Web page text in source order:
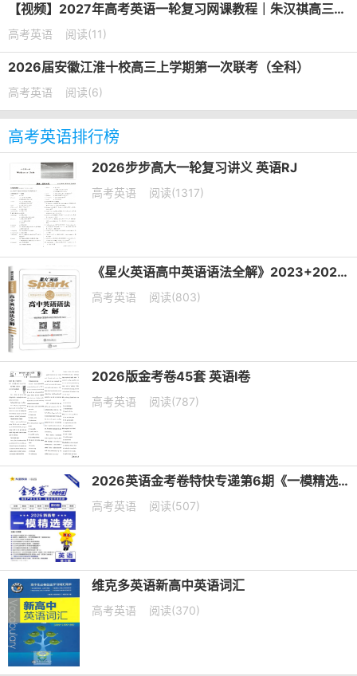
【视频】2027年高考英语一轮复习网课教程｜朱汉祺高三英语上学期暑假班视频教程
高考英语 阅读(11)
2026届安徽江淮十校高三上学期第一次联考（全科）
高考英语 阅读(6)
高考英语排行榜
2026步步高大一轮复习讲义 英语RJ
高考英语 阅读(1317)
《星火英语高中英语语法全解》2023+2025版 电子版下载打印
高考英语 阅读(803)
2026版金考卷45套 英语I卷
高考英语 阅读(787)
2026英语金考卷特快专递第6期《一模精选卷》PDF电子版下载
高考英语 阅读(507)
维克多英语新高中英语词汇
高考英语 阅读(370)